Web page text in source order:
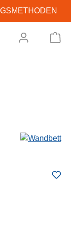
oder Schließe